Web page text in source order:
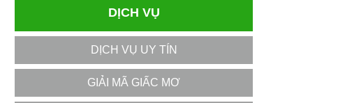
DỊCH VỤ
DỊCH VỤ UY TÍN
GIẢI MÃ GIẤC MƠ